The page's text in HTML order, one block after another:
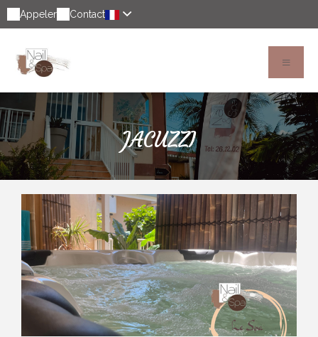
Appeler Contact
JACUZZI
3DB475A3-F5EA-43F1-BD74-E3BBCBC5C47C